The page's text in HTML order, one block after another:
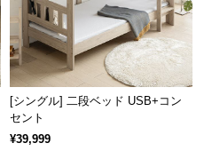
[シングル] 二段ベッド USB+コン
セント
¥39,999